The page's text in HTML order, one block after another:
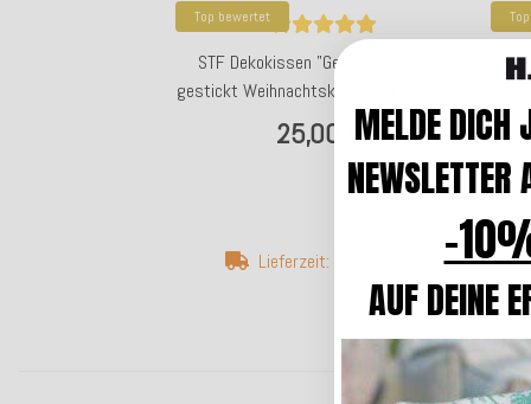
Top bewertet
STF Dekokissen "Geschenke-Truck"
gestickt Weihnachtskissen ca. 55x35cm
25,00 €*
Lieferzeit: ca. 3-5 Tage
MELDE DICH
NEWSLETTER
-
AUF DEINE